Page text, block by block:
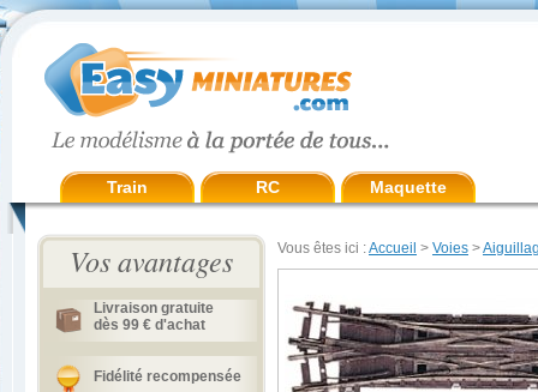
Train RC Maquette
Vos avantages
Livraison gratuite
dès 99 € d'achat
Fidélité recompensée
Vous êtes ici :Accueil > Voies >